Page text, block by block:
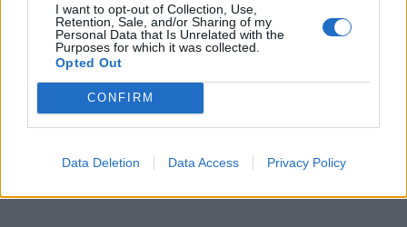
I want to opt-out of Collection, Use,
Retention, Sale, and/or Sharing of my
Personal Data that Is Unrelated with the
Purposes for which it was collected.
Opted Out
CONFIRM
Data Deletion Data Access Privacy Policy
02/11/2017 - 02:00